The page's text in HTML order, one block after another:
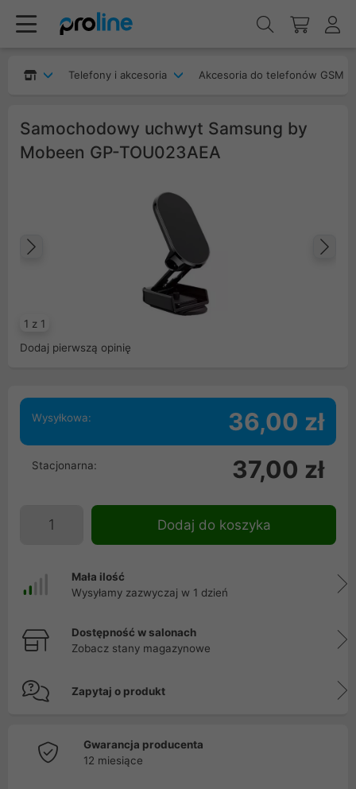
Telefony i akcesoria Akcesoria do telefonów GSM
Samochodowy uchwyt Samsung by
Mobeen GP-TOU023AEA
1 z 1
Dodaj pierwszą opinię
Wysyłkowa: 36,00 zł
Stacjonarna: 37,00 zł
Dodaj do koszyka
Mała ilość
Wysyłamy zazwyczaj w 1 dzień
Dostępność w salonach
Zobacz stany magazynowe
Zapytaj o produkt
Gwarancja producenta
12 miesiące